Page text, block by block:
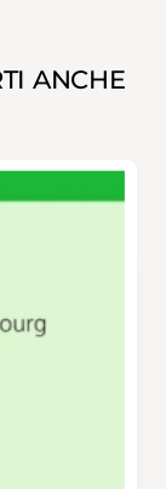
ANCHE